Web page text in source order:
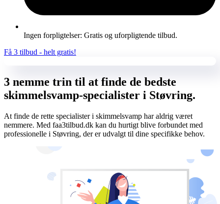
Ingen forpligtelser: Gratis og uforpligtende tilbud.
Få 3 tilbud - helt gratis!
3 nemme trin til at finde de bedste
skimmelsvamp-specialister i Støvring.
At finde de rette specialister i skimmelsvamp har aldrig været
nemmere. Med faa3tilbud.dk kan du hurtigt blive forbundet med
professionelle i Støvring, der er udvalgt til dine specifikke behov.